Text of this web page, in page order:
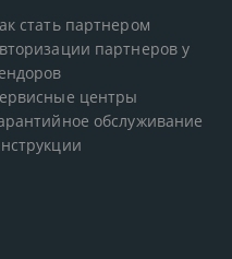
стать партнером
партнеров у
центры
обслуживание